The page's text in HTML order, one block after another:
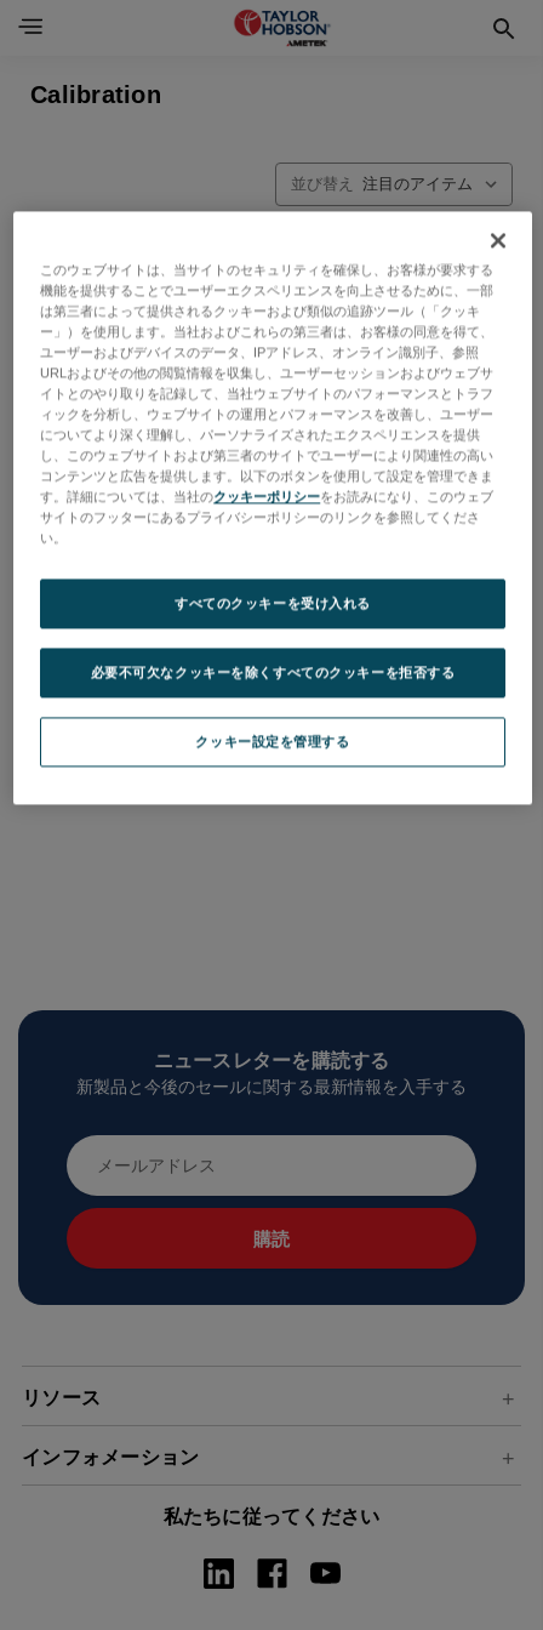
Calibration
並び替え
ステップハイトアーティファ
ログインして価格を確認する
品番: 112-3401
ログインして価格を確認する
ニュースレターを購読する
新製品と今後のセールに関する最新情報を入手する
メ
ー
ル
ア
ド
リソース
インフォメーション
私たちに従ってください
このウェブサイトは、当サイトのセキュリティを確保し、お客様が要求する
機能を提供することでユーザーエクスペリエンスを向上させるために、一部
は第三者によって提供されるクッキーおよび類似の追跡ツール（「クッキ
ー」）を使用します。当社およびこれらの第三者は、お客様の同意を得て、
ユーザーおよびデバイスのデータ、IPアドレス、オンライン識別子、参照
URLおよびその他の閲覧情報を収集し、ユーザーセッションおよびウェブサ
イトとのやり取りを記録して、当社ウェブサイトのパフォーマンスとトラフ
ィックを分析し、ウェブサイトの運用とパフォーマンスを改善し、ユーザー
についてより深く理解し、パーソナライズされたエクスペリエンスを提供
し、このウェブサイトおよび第三者のサイトでユーザーにより関連性の高い
コンテンツと広告を提供します。以下のボタンを使用して設定を管理できま
す。詳細については、当社のクッキーポリシーをお読みになり、このウェブ
サイトのフッターにあるプライバシーポリシーのリンクを参照してくださ
い。
クッキー設定を管理する
必要不可欠なクッキーを除くすべてのクッキーを拒否する
すべてのクッキーを受け入れる